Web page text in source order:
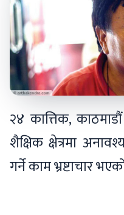
२४ कात्तिक,
शैक्षिक क्षेत्रमा
गर्ने काम भ्रष्टाचार